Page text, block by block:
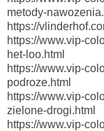
metody-
https://
https://www.vip-
het-loo.html
https://www.vip-
podroze.html
https://www.vip-
zielone-drogi.html
https://www.vip-